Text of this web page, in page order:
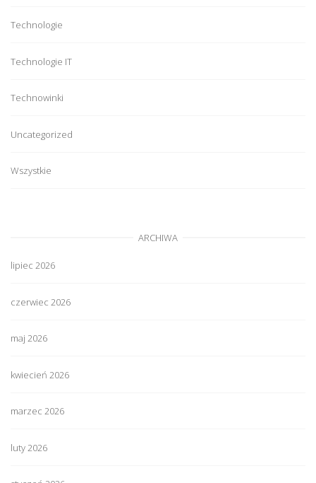
Technologie
Technologie IT
Technowinki
Uncategorized
Wszystkie
ARCHIWA
lipiec 2026
czerwiec 2026
maj 2026
kwiecień 2026
marzec 2026
luty 2026